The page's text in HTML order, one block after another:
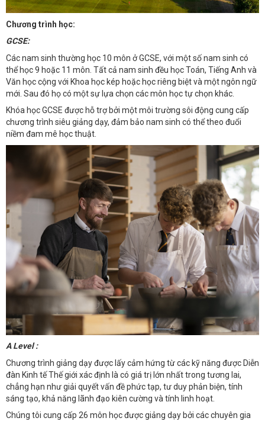
Chương trình học:
GCSE:
Các nam sinh thường học 10 môn ở GCSE, với một số nam sinh có
thể học 9 hoặc 11 môn. Tất cả nam sinh đều học Toán, Tiếng Anh và
Văn học cộng với Khoa học kép hoặc học riêng biệt và một ngôn ngữ
mới. Sau đó họ có một sự lựa chọn các môn học tự chọn khác.
Khóa học GCSE được hỗ trợ bởi một môi trường sôi động cung cấp
chương trình siêu giảng dạy, đảm bảo nam sinh có thể theo đuổi
niềm đam mê học thuật.
A Level :
Chương trình giảng dạy được lấy cảm hứng từ các kỹ năng được Diễn
đàn Kinh tế Thế giới xác định là có giá trị lớn nhất trong tương lai,
chẳng hạn như giải quyết vấn đề phức tạp, tư duy phản biện, tính
sáng tạo, khả năng lãnh đạo kiên cường và tính linh hoạt.
Chúng tôi cung cấp 26 môn học được giảng dạy bởi các chuyên gia